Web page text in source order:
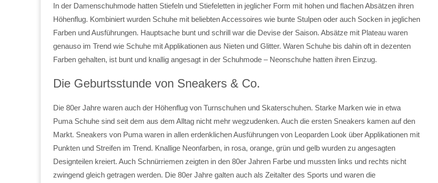
In der Damenschuhmode hatten Stiefeln und Stiefeletten in jeglicher Form mit hohen und flachen Absätzen ihren
Höhenflug. Kombiniert wurden Schuhe mit beliebten Accessoires wie bunte Stulpen oder auch Socken in jeglichen
Farben und Ausführungen. Hauptsache bunt und schrill war die Devise der Saison. Absätze mit Plateau waren
genauso im Trend wie Schuhe mit Applikationen aus Nieten und Glitter. Waren Schuhe bis dahin oft in dezenten
Farben gehalten, ist bunt und knallig angesagt in der Schuhmode – Neonschuhe hatten ihren Einzug.
Die Geburtsstunde von Sneakers & Co.
Die 80er Jahre waren auch der Höhenflug von Turnschuhen und Skaterschuhen. Starke Marken wie in etwa
Puma Schuhe sind seit dem aus dem Alltag nicht mehr wegzudenken. Auch die ersten Sneakers kamen auf den
Markt. Sneakers von Puma waren in allen erdenklichen Ausführungen von Leoparden Look über Applikationen mit
Punkten und Streifen im Trend. Knallige Neonfarben, in rosa, orange, grün und gelb wurden zu angesagten
Designteilen kreiert. Auch Schnürriemen zeigten in den 80er Jahren Farbe und mussten links und rechts nicht
zwingend gleich getragen werden. Die 80er Jahre galten auch als Zeitalter des Sports und waren die